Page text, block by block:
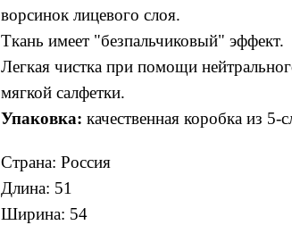
ворсинок лицевого слоя.
Ткань имеет "безпальчиковый" эффект.
Легкая чистка при помощи
мягкой салфетки.
Упаковка: качественная коробка из 5-
Cтрана: Россия
Длина: 51
Ширина: 54